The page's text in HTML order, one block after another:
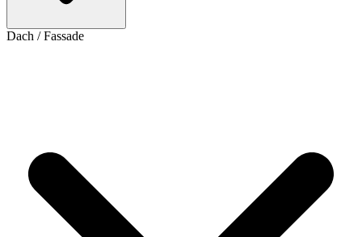
Dach / Fassade